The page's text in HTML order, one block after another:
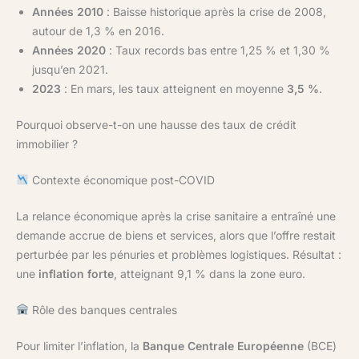
Années 2010 : Baisse historique après la crise de 2008,
autour de 1,3 % en 2016.
Années 2020 : Taux records bas entre 1,25 % et 1,30 %
jusqu’en 2021.
2023 : En mars, les taux atteignent en moyenne 3,5 %.
Pourquoi observe-t-on une hausse des taux de crédit
immobilier ?
Contexte économique post-COVID
La relance économique après la crise sanitaire a entraîné une
demande accrue de biens et services, alors que l’offre restait
perturbée par les pénuries et problèmes logistiques. Résultat :
une inflation forte , atteignant 9,1 % dans la zone euro.
Rôle des banques centrales
Pour limiter l’inflation, la Banque Centrale Européenne (BCE)